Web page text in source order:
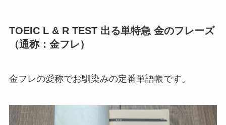
TOEIC L & R TEST 出る単特急 金のフレーズ
（通称：金フレ）
金フレの愛称でお馴染みの定番単語帳です。